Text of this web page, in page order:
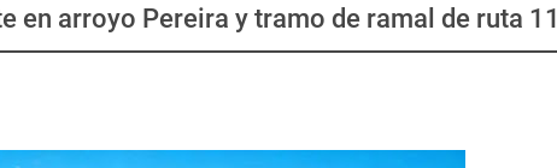
en arroyo Pereira y tramo de ramal de ruta 11